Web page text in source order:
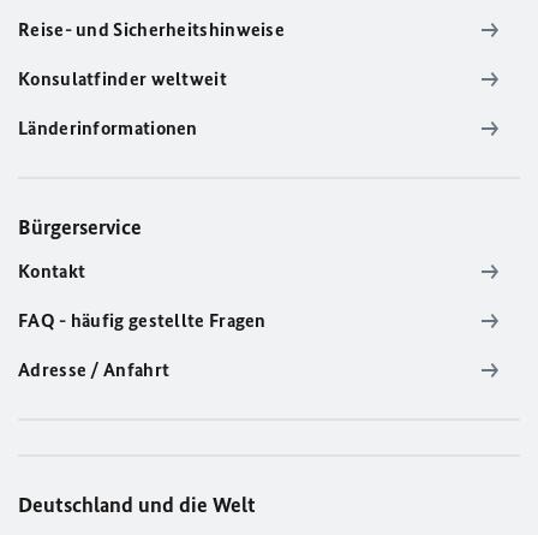
Reise- und Sicherheitshinweise
Konsulatfinder weltweit
Länderinformationen
Bürgerservice
Kontakt
FAQ - häufig gestellte Fragen
Adresse / Anfahrt
Deutschland und die Welt